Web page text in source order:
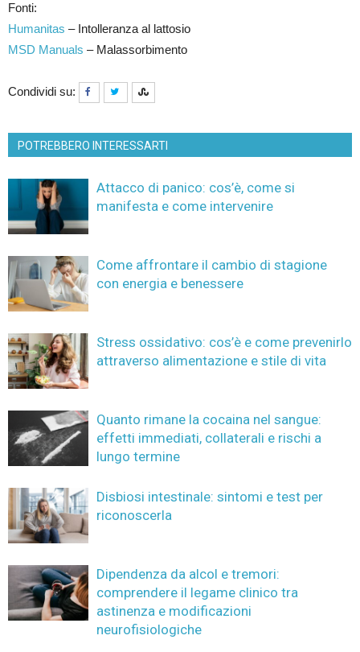
Fonti:
Humanitas – Intolleranza al lattosio
MSD Manuals – Malassorbimento
Condividi su:
POTREBBERO INTERESSARTI
Attacco di panico: cos’è, come si
manifesta e come intervenire
Come affrontare il cambio di stagione
con energia e benessere
Stress ossidativo: cos’è e come prevenirlo
attraverso alimentazione e stile di vita
Quanto rimane la cocaina nel sangue:
effetti immediati, collaterali e rischi a
lungo termine
Disbiosi intestinale: sintomi e test per
riconoscerla
Dipendenza da alcol e tremori:
comprendere il legame clinico tra
astinenza e modificazioni
neurofisiologiche